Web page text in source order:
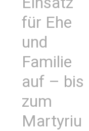
für Ehe
und
Familie
auf – bis
zum
Martyriu